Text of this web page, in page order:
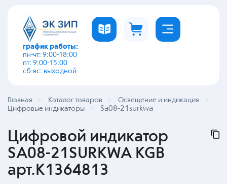
график работы:
пн-чт: 9:00-18:00
пт: 9:00-15:00
сб-вс: выходной
Главная Каталог товаров
Освещение и индикация
Цифровые индикаторы
Sa08-21surkwa
Цифровой индикатор
SA08-21SURKWA KGB
арт.K1364813